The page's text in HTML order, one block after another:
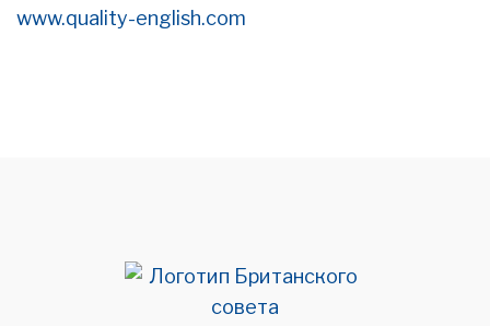
www.quality-english.com